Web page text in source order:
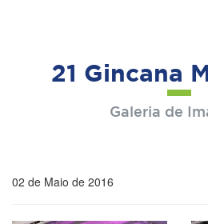
21 Gincana
Galeria de
02 de Maio de 2016